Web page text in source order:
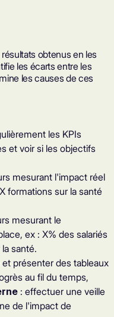
obtenus en les
les écarts entre les
les causes de ces
les KPIs
et voir si les objectifs
mesurant l'impact réel
formations sur la santé
mesurant le
ex : X% des salariés
santé.
et présenter des tableaux
au fil du temps,
: effectuer une veille
de l'impact de